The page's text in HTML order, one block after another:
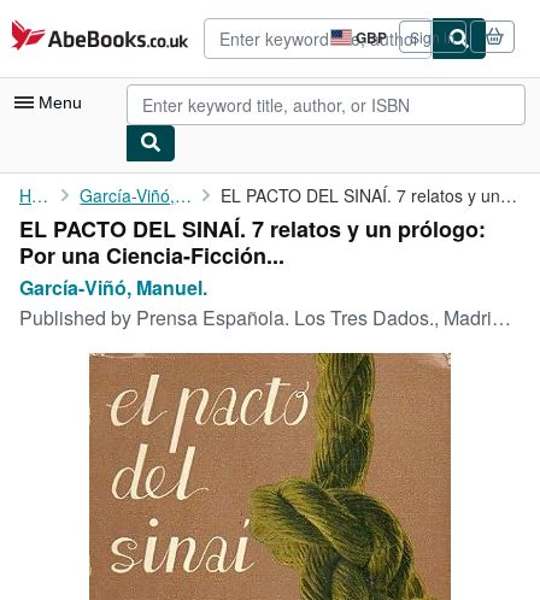
Skip to main content
AbeBooks.co.uk GBP
Site
shopping
preferences
Sign in
Menu
My Account
My Purchases
Advanced Search
Browse Collections
Rare Books
Art & Collectables
Textbooks
Start Selling
Home García-Viñó, Manuel. EL PACTO DEL SINAÍ. 7 relatos y un prólogo: Por una ...
EL PACTO DEL SINAÍ. 7 relatos y un prólogo:
Por una Ciencia-Ficción...
García-Viñó, Manuel.
Published by Prensa Española. Los Tres Dados., Madrid., 1968